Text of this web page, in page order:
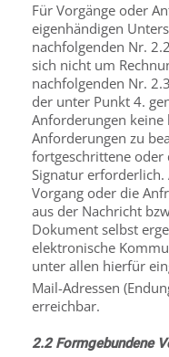
Für Vorgänge oder
eigenhändigen
nachfolgenden Nr.
sich nicht um
nachfolgenden Nr.
der unter Punkt 4.
Anforderungen keine
Anforderungen zu
fortgeschrittene
Signatur erforderlich.
Vorgang oder die
aus der Nachricht
Dokument selbst
elektronische
unter allen hierfür
Mail-Adressen
erreichbar.
2.2 Formgebundene